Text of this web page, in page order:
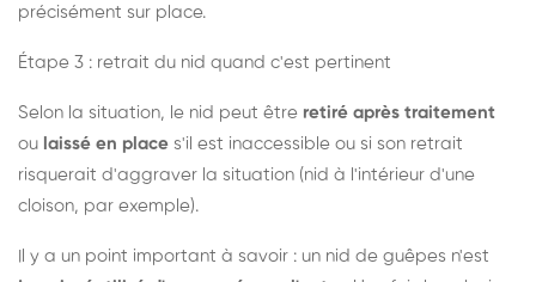
précisément sur place.
Étape 3 : retrait du nid quand c'est pertinent
Selon la situation, le nid peut être retiré après traitement
ou laissé en place s'il est inaccessible ou si son retrait
risquerait d'aggraver la situation (nid à l'intérieur d'une
cloison, par exemple).
Il y a un point important à savoir : un nid de guêpes n'est